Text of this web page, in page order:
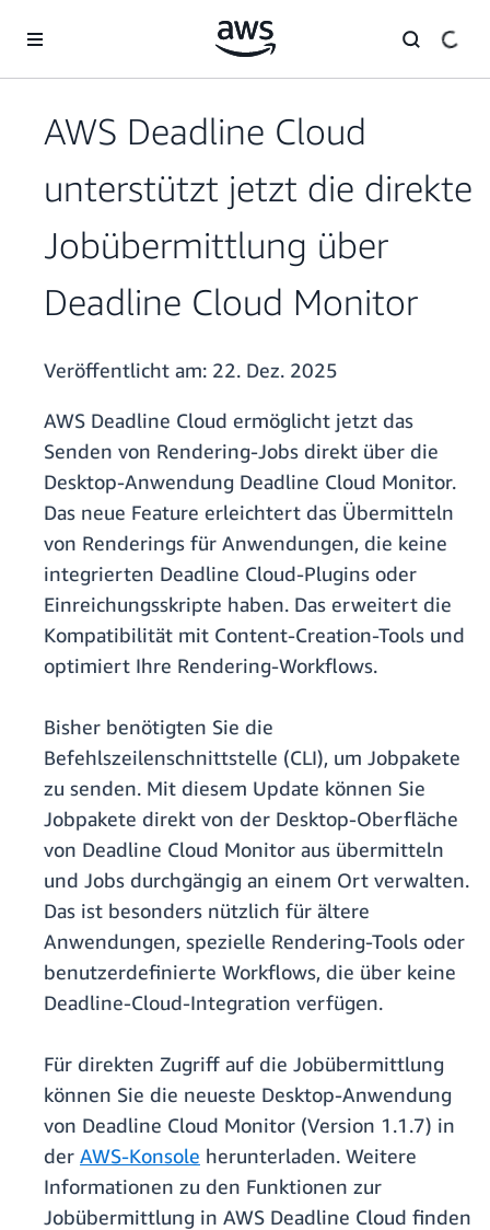
Überspringen zum Hauptinhalt
AWS Deadline Cloud
unterstützt jetzt die direkte
Jobübermittlung über
Deadline Cloud Monitor
Veröffentlicht am: 22. Dez. 2025
AWS Deadline Cloud ermöglicht jetzt das
Senden von Rendering-Jobs direkt über die
Desktop-Anwendung Deadline Cloud Monitor.
Das neue Feature erleichtert das Übermitteln
von Renderings für Anwendungen, die keine
integrierten Deadline Cloud-Plugins oder
Einreichungsskripte haben. Das erweitert die
Kompatibilität mit Content-Creation-Tools und
optimiert Ihre Rendering-Workflows.
Bisher benötigten Sie die
Befehlszeilenschnittstelle (CLI), um Jobpakete
zu senden. Mit diesem Update können Sie
Jobpakete direkt von der Desktop-Oberfläche
von Deadline Cloud Monitor aus übermitteln
und Jobs durchgängig an einem Ort verwalten.
Das ist besonders nützlich für ältere
Anwendungen, spezielle Rendering-Tools oder
benutzerdefinierte Workflows, die über keine
Deadline-Cloud-Integration verfügen.
Für direkten Zugriff auf die Jobübermittlung
können Sie die neueste Desktop-Anwendung
von Deadline Cloud Monitor (Version 1.1.7) in
der AWS-Konsole herunterladen. Weitere
Informationen zu den Funktionen zur
Jobübermittlung in AWS Deadline Cloud finden